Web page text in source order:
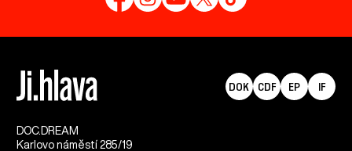
DOC.DREAM​
Karlovo náměstí 285/19
DOK CDF EP IF